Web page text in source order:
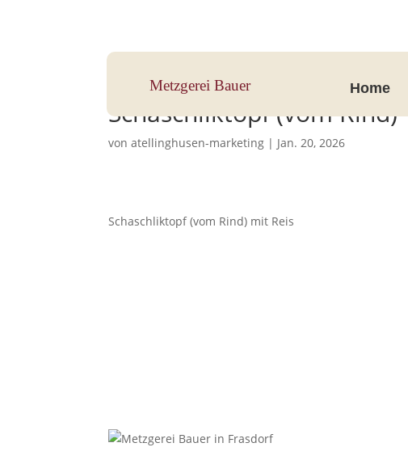
Metzgerei Bauer Home
Schaschliktopf (vom Rind)
vonatellinghusen-marketing | Jan. 20, 2026
Schaschliktopf (vom Rind) mit Reis